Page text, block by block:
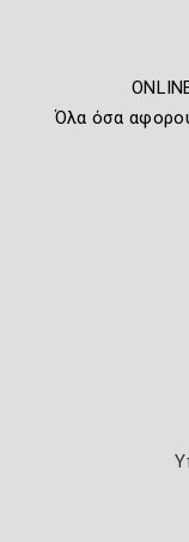
Όλα όσα